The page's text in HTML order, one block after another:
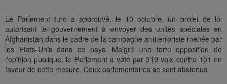
Le Parlement turc a approuvé, le 10 octobre, un projet de loi
autorisant le gouvernement à envoyer des unités spéciales en
Afghanistan dans le cadre de la campagne antiterroriste menée par
les Etats-Unis dans ce pays. Malgré une forte opposition de
l'opinion publique, le Parlement a voté par 319 voix contre 101 en
faveur de cette mesure. Deux parlementaires se sont abstenus.